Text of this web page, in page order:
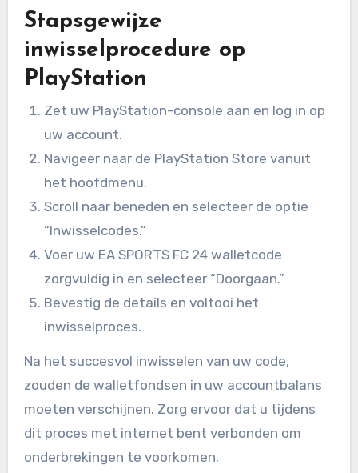
Stapsgewijze
inwisselprocedure op
PlayStation
Zet uw PlayStation-console aan en log in op
uw account.
Navigeer naar de PlayStation Store vanuit
het hoofdmenu.
Scroll naar beneden en selecteer de optie
“Inwisselcodes.”
Voer uw EA SPORTS FC 24 walletcode
zorgvuldig in en selecteer “Doorgaan.”
Bevestig de details en voltooi het
inwisselproces.
Na het succesvol inwisselen van uw code,
zouden de walletfondsen in uw accountbalans
moeten verschijnen. Zorg ervoor dat u tijdens
dit proces met internet bent verbonden om
onderbrekingen te voorkomen.